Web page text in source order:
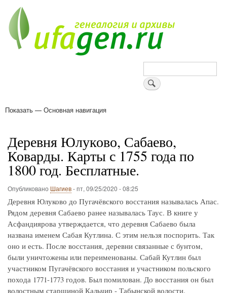
основному
содержанию
Поиск
Основная
Показать — Основная навигация
Деревня Юлуково, Сабаево,
Коварды. Карты с 1755 года по
1800 год. Бесплатные.
Опубликовано Шагиев-пт, 09/25/2020 - 08:25
Деревня Юлуково до Пугачёвского восстания называлась Апас.
Рядом деревня Сабаево ранее называлась Таус. В книге у
Асфандиярова утверждается, что деревня Сабаево была
названа именем Сабая Кутлина. С этим нельзя поспорить. Так
оно и есть. После восстания, деревни связанные с бунтом,
были уничтожены или переименованы. Сабай Кутлин был
участником Пугачёвского восстания и участником польского
похода 1771-1773 годов. Был помилован. До восстания он был
волостным старшиной Кальчир - Табынской волости.